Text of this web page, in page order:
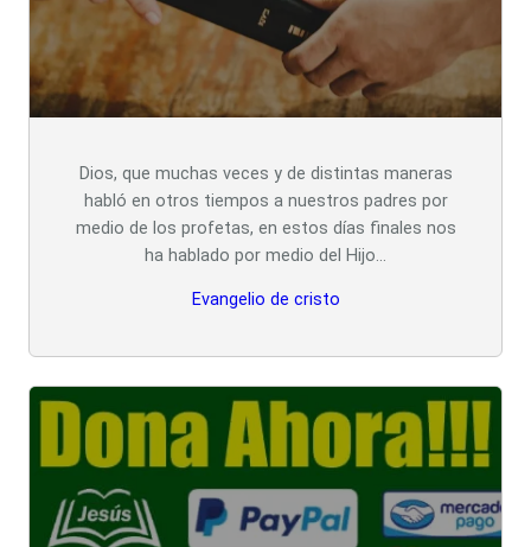
Dios, que muchas veces y de distintas maneras
habló en otros tiempos a nuestros padres por
medio de los profetas, en estos días finales nos
ha hablado por medio del Hijo…
Evangelio de cristo